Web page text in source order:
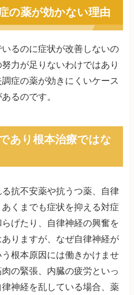
の薬が効かない理由
るのに症状が改善しないの
力が足りないわけではあり
症の薬が効きにくいケース
るのです。
あり根本治療ではな
抗不安薬や抗うつ薬、自律
くまでも症状を抑える対症
げたり、自律神経の興奮を
りますが、なぜ自律神経が
根本原因には働きかけませ
の緊張、内臓の疲労といっ
神経を乱している場合、薬